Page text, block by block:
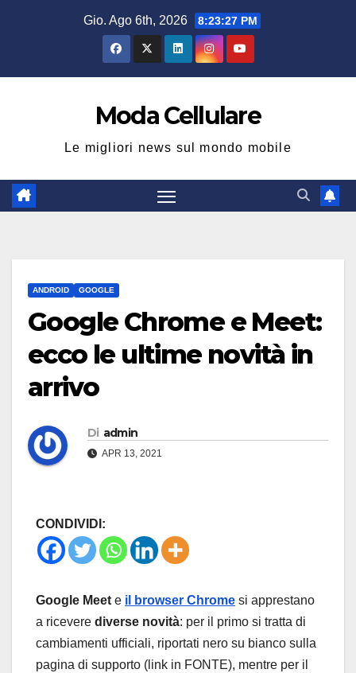
Gio. Ago 6th, 2026 8:23:28 PM
Moda Cellulare
Le migliori news sul mondo mobile
ANDROID GOOGLE
Google Chrome e Meet:
ecco le ultime novità in
arrivo
Di admin
APR 13, 2021
CONDIVIDI:
Google Meet e il browser Chrome si apprestano
a ricevere diverse novità: per il primo si tratta di
cambiamenti ufficiali, riportati nero su bianco sulla
pagina di supporto (link in FONTE), mentre per il